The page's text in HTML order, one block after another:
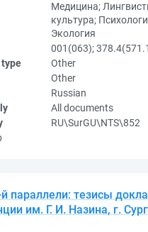
Медицина;
культура;
Экология
001(063);
type
Other
Other
Russian
All documents
RU\SurGU\NTS\852
параллели: тезисы
им. Г. И. Назина, г.